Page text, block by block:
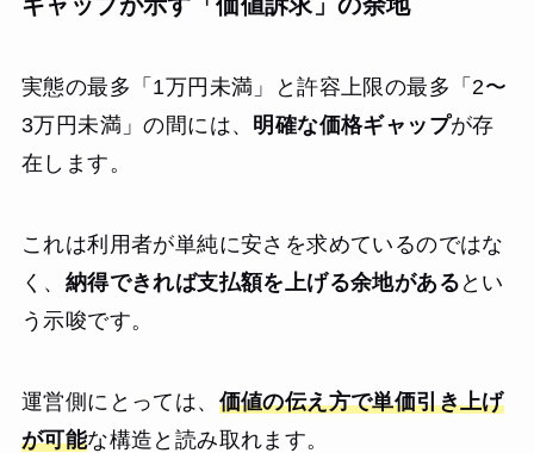
実態の最多「1万円未満」と許容上限の最多「2〜
3万円未満」の間には、 明確な価格ギャップが存
在します。
これは利用者が単純に安さを求めているのではな
く、 納得できれば支払額を上げる余地がある とい
う示唆です。
運営側にとっては、 価値の伝え方で単価引き上げ
が可能な構造と読み取れます。